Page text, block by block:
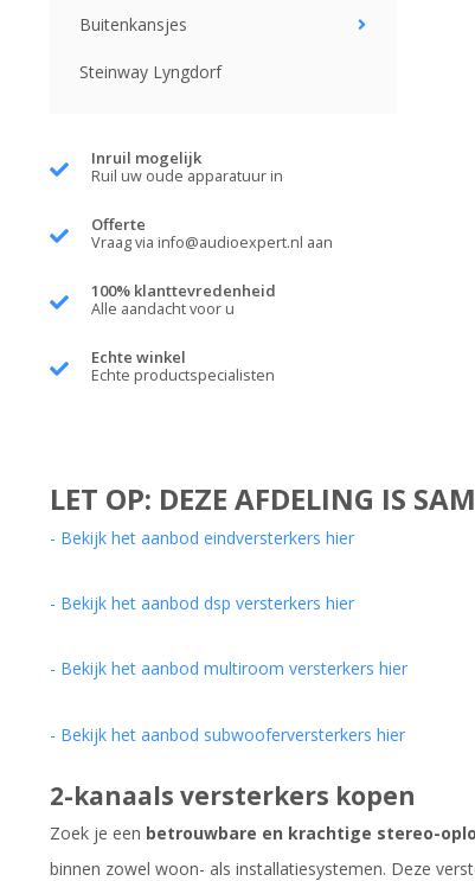
Buitenkansjes
Steinway Lyngdorf
Inruil mogelijk
Ruil uw oude apparatuur in
Offerte
Vraag via info@audioexpert.nl aan
100% klanttevredenheid
Alle aandacht voor u
Echte winkel
Echte productspecialisten
LET OP: DEZE AFDELING IS
- Bekijk het aanbod eindversterkers hier
- Bekijk het aanbod dsp versterkers hier
- Bekijk het aanbod multiroom versterkers hier
- Bekijk het aanbod subwooferversterkers hier
2-kanaals versterkers kopen
Zoek je een betrouwbare en krachtige stereo-
binnen zowel woon- als installatiesystemen. Deze